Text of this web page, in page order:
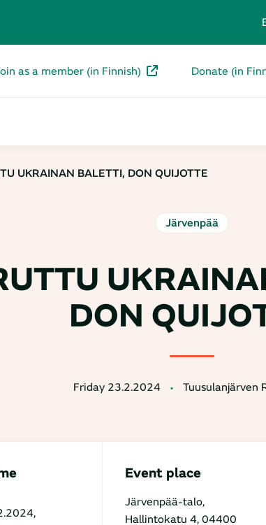
as a member (in Finnish) Donate (in
UKRAINAN BALETTI, DON QUIJOTTE
Järvenpää
DON
Friday 23.2.2024 Tuusulanjärven
Event place
Järvenpää-talo,
Hallintokatu 4, 04400